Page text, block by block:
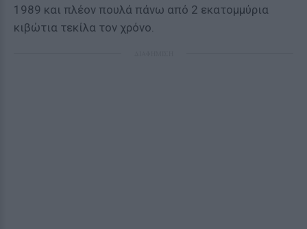
1989 και πλέον πουλά πάνω από 2 εκατομμύρια
κιβώτια τεκίλα τον χρόνο.